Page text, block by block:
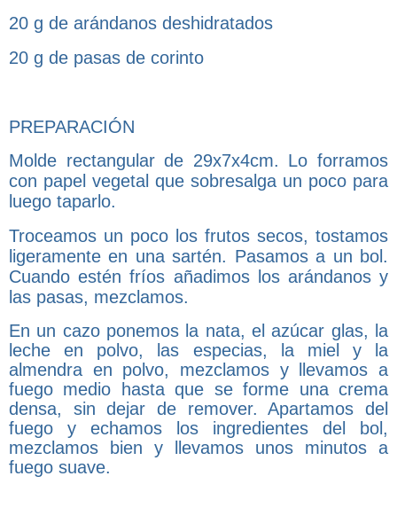
20 g de arándanos deshidratados
20 g de pasas de corinto
PREPARACIÓN
Molde rectangular de 29x7x4cm. Lo forramos
con papel vegetal que sobresalga un poco para
luego taparlo.
Troceamos un poco los frutos secos, tostamos
ligeramente en una sartén. Pasamos a un bol.
Cuando estén fríos añadimos los arándanos y
las pasas, mezclamos.
En un cazo ponemos la nata, el azúcar glas, la
leche en polvo, las especias, la miel y la
almendra en polvo, mezclamos y llevamos a
fuego medio hasta que se forme una crema
densa, sin dejar de remover. Apartamos del
fuego y echamos los ingredientes del bol,
mezclamos bien y llevamos unos minutos a
fuego suave.